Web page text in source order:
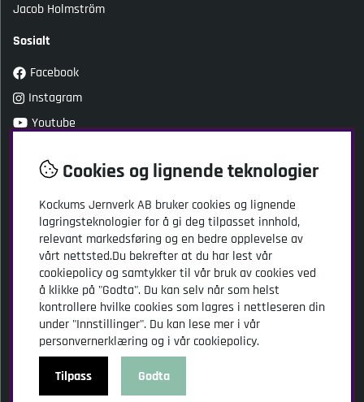
Jacob Holmström
Sosialt
Facebook
Instagram
Youtube
Kockums Jernverk AB
Adresse: Stansgatan 2
SE-334 32 Anderstorp
Sverige
info@kockumsjernverk.se
Tlf: +46 20-10 31 41
Cookies og lignende teknologier
Kockums Jernverk AB bruker cookies og lignende
lagringsteknologier for å gi deg tilpasset innhold,
relevant markedsføring og en bedre opplevelse av
vårt nettsted.Du bekrefter at du har lest vår
cookiepolicy og samtykker til vår bruk av cookies ved
å klikke på "Godta". Du kan selv når som helst
kontrollere hvilke cookies som lagres i nettleseren din
under "Innstillinger". Du kan lese mer i vår
personvernerklæring og i vår cookiepolicy.
Tilpass Godta